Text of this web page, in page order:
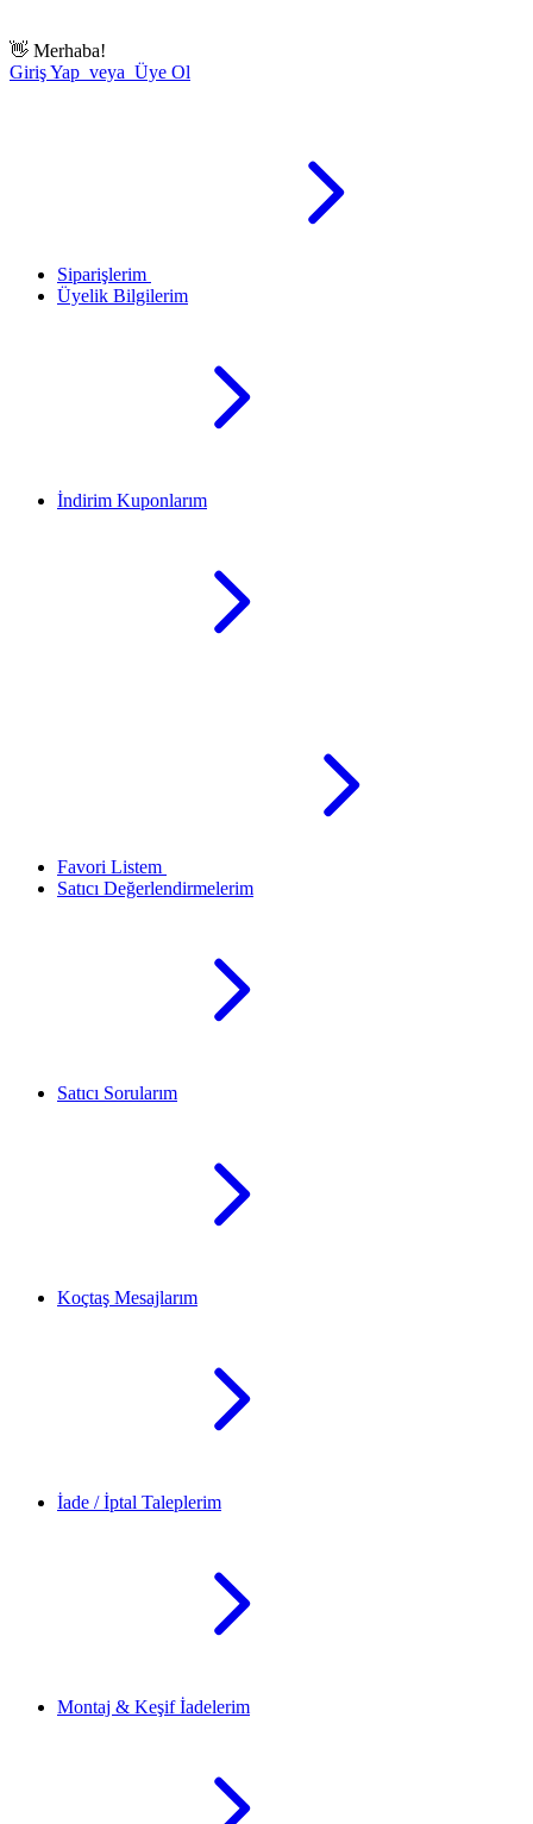
👋 Merhaba!
Giriş Yap veya Üye Ol
Siparişlerim
Üyelik Bilgilerim
İndirim Kuponlarım
Favori Listem
Satıcı Değerlendirmelerim
Satıcı Sorularım
Koçtaş Mesajlarım
İade / İptal Taleplerim
Montaj & Keşif İadelerim